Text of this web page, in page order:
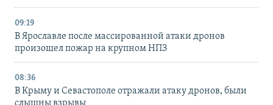
09:19
В Ярославле после массированной атаки дронов
произошел пожар на крупном НПЗ
08:36
В Крыму и Севастополе отражали атаку дронов, были